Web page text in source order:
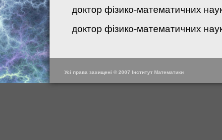
доктор фiзико-математичних
доктор фiзико-математичних
Усі права захищені © 2007 Інститут Математики